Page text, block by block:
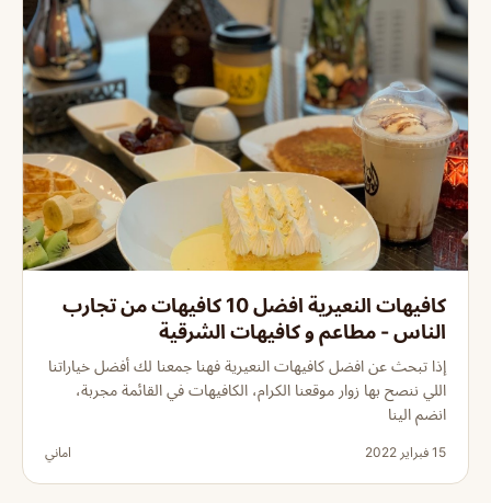
كافيهات النعيرية افضل 10 كافيهات من تجارب
الناس - مطاعم و كافيهات الشرقية
إذا تبحث عن افضل كافيهات النعيرية فهنا جمعنا لك أفضل خياراتنا
اللي ننصح بها زوار موقعنا الكرام، الكافيهات في القائمة مجربة،
انضم الينا
15 فبراير 2022 اماني